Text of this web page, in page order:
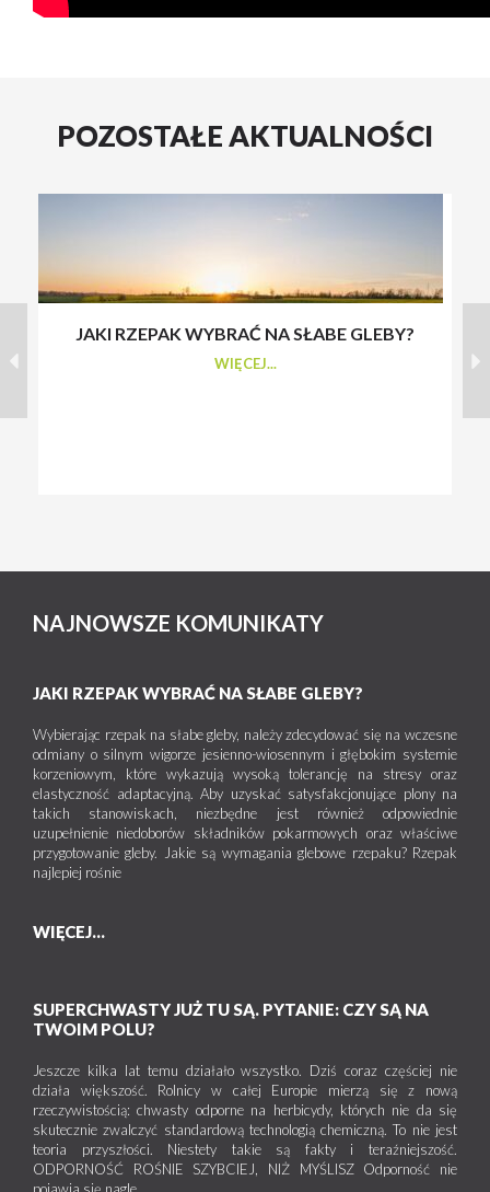
POZOSTAŁE AKTUALNOŚCI
JAKI RZEPAK WYBRAĆ NA SŁABE GLEBY?
WIĘCEJ...
NAJNOWSZE KOMUNIKATY
JAKI RZEPAK WYBRAĆ NA SŁABE GLEBY?
Wybierając rzepak na słabe gleby, należy zdecydować się na wczesne
odmiany o silnym wigorze jesienno-wiosennym i głębokim systemie
korzeniowym, które wykazują wysoką tolerancję na stresy oraz
elastyczność adaptacyjną. Aby uzyskać satysfakcjonujące plony na
takich stanowiskach, niezbędne jest również odpowiednie
uzupełnienie niedoborów składników pokarmowych oraz właściwe
przygotowanie gleby. Jakie są wymagania glebowe rzepaku? Rzepak
najlepiej rośnie
WIĘCEJ...
SUPERCHWASTY JUŻ TU SĄ. PYTANIE: CZY SĄ NA
TWOIM POLU?
Jeszcze kilka lat temu działało wszystko. Dziś coraz częściej nie
działa większość. Rolnicy w całej Europie mierzą się z nową
rzeczywistością: chwasty odporne na herbicydy, których nie da się
skutecznie zwalczyć standardową technologią chemiczną. To nie jest
teoria przyszłości. Niestety takie są fakty i teraźniejszość.
ODPORNOŚĆ ROŚNIE SZYBCIEJ, NIŻ MYŚLISZ Odporność nie